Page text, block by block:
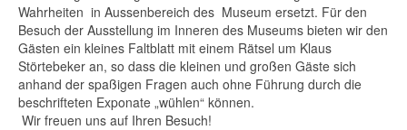
Wahrheiten in Aussenbereich des Museum ersetzt. Für den
Besuch der Ausstellung im Inneren des Museums bieten wir den
Gästen ein kleines Faltblatt mit einem Rätsel um Klaus
Störtebeker an, so dass die kleinen und großen Gäste sich
anhand der spaßigen Fragen auch ohne Führung durch die
beschrifteten Exponate „wühlen“ können.
Wir freuen uns auf Ihren Besuch!